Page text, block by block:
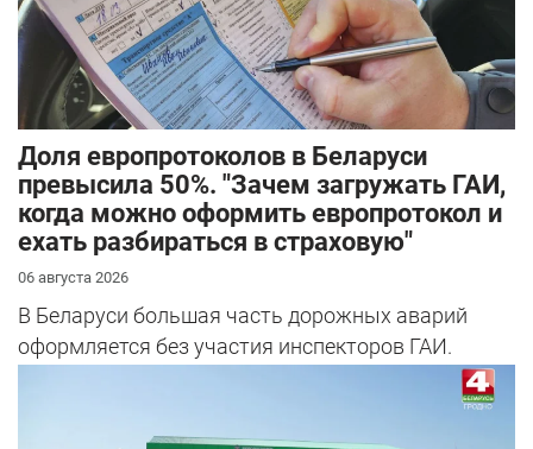
Доля европротоколов в Беларуси
превысила 50%. "Зачем загружать ГАИ,
когда можно оформить европротокол и
ехать разбираться в страховую"
06 августа 2026
В Беларуси большая часть дорожных аварий
оформляется без участия инспекторов ГАИ.